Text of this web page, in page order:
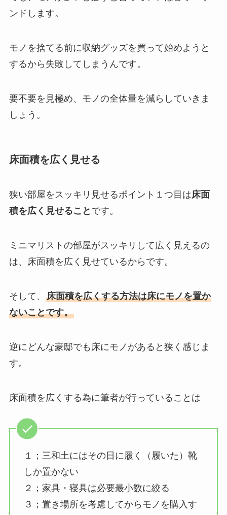
ンドします。
モノを捨てる前に収納グッズを買って始めようと
するから失敗してしまうんです。
要不要を見極め、モノの全体量を減らしていきま
しょう。
床面積を広く見せる
狭い部屋をスッキリ見せるポイント１つ目は床面
積を広く見せること です。
ミニマリストの部屋がスッキリして広く見えるの
は、床面積を広く見せているからです。
そして、 床面積を広くする方法は床にモノを置か
ないことです。
逆にどんな豪邸でも床にモノがあると狭く感じま
す。
床面積を広くする為に筆者が行っていることは
１；三和土にはその日に履く（履いた）靴
しか置かない
２；家具・寝具は必要最小数に絞る
３；置き場所を考慮してからモノを購入す